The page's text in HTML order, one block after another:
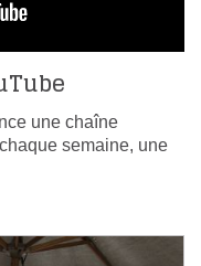
une chaîne
semaine, une